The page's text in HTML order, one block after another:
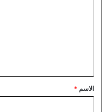
الاسم *